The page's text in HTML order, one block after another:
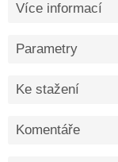
Více informací
Parametry
Ke stažení
Komentáře